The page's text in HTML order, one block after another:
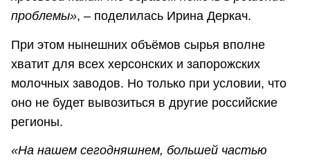
проблемы», – поделилась Ирина Деркач.
При этом нынешних объёмов сырья вполне
хватит для всех херсонских и запорожских
молочных заводов. Но только при условии, что
оно не будет вывозиться в другие российские
регионы.
«На нашем сегодняшнем, большей частью